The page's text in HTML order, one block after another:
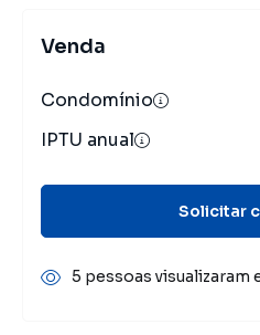
Venda
Condomínio
IPTU anual
Solicitar
5 pessoas visualizaram